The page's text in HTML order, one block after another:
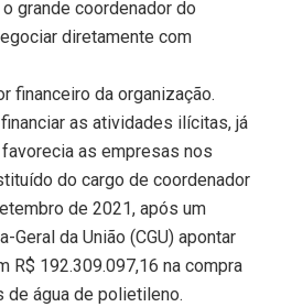
grande coordenador do
diretamente com
financeiro da organização.
as atividades ilícitas, já
favorecia as empresas nos
do cargo de coordenador
de 2021, após um
Geral da União (CGU) apontar
R$ 192.309.097,16 na compra
água de polietileno.